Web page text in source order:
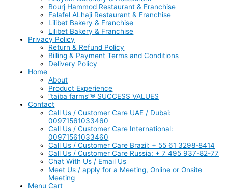
Bourj Hammod Restaurant & Franchise
Falafel ALhaji Restaurant & Franchise
Lilibet Bakery & Franchise
Lilibet Bakery & Franchise
Privacy Policy
Return & Refund Policy
Billing & Payment Terms and Conditions
Delivery Policy
Home
About
Product Experience
“taiba farms”® SUCCESS VALUES
Contact
Call Us / Customer Care UAE / Dubai:
00971561033460
Call Us / Customer Care International:
00971561033460
Call Us / Customer Care Brazil: + 55 61 3298-8414
Call Us / Customer Care Russia: + 7 495 937-82-77
Chat With Us / Email Us
Meet Us / apply for a Meeting, Online or Onsite
Meeting
Menu Cart